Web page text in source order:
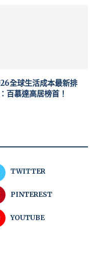
全球生活成本最新排
百慕達高居榜首！
TWITTER
PINTEREST
YOUTUBE